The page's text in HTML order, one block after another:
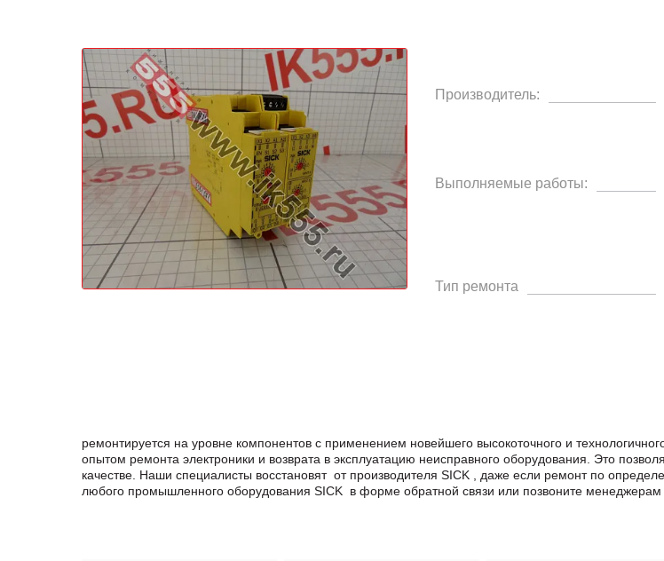
Производитель:
Выполняемые работы:
Тип ремонта
ремонтируется на уровне компонентов с применением новейшего высокоточного и
опытом ремонта электроники и возврата в эксплуатацию неисправного оборудования. Это
качестве. Наши специалисты восстановят от производителя SICK , даже если ремонт по
любого промышленного оборудования SICK в формe обратной связи или позвоните менеджерам